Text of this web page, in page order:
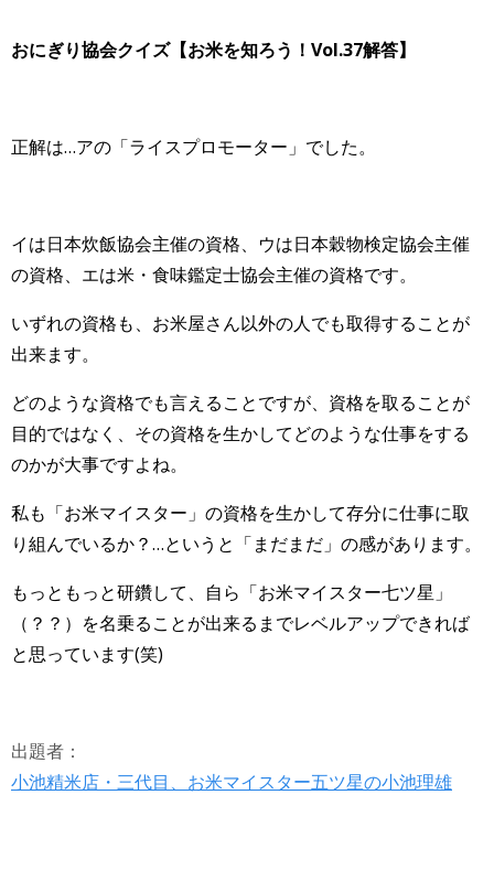
おにぎり協会クイズ【お米を知ろう！Vol.37解答】
正解は…アの「ライスプロモーター」でした。
イは日本炊飯協会主催の資格、ウは日本穀物検定協会主催
の資格、エは米・食味鑑定士協会主催の資格です。
いずれの資格も、お米屋さん以外の人でも取得することが
出来ます。
どのような資格でも言えることですが、資格を取ることが
目的ではなく、その資格を生かしてどのような仕事をする
のかが大事ですよね。
私も「お米マイスター」の資格を生かして存分に仕事に取
り組んでいるか？…というと「まだまだ」の感があります。
もっともっと研鑽して、自ら「お米マイスター七ツ星」
（？？）を名乗ることが出来るまでレベルアップできれば
と思っています(笑)
出題者：
小池精米店・三代目、お米マイスター五ツ星の小池理雄